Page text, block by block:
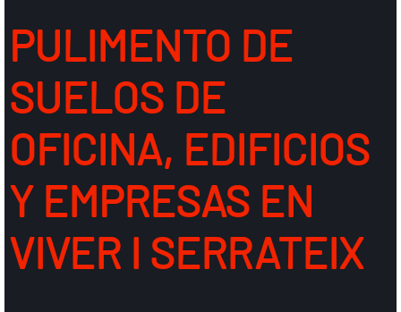
PULIMENTO DE
SUELOS DE
OFICINA, EDIFICIOS
Y EMPRESAS EN
VIVER I SERRATEIX